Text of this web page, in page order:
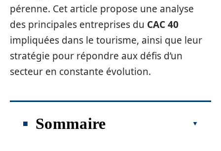
pérenne. Cet article propose une analyse
des principales entreprises du CAC 40
impliquées dans le tourisme, ainsi que leur
stratégie pour répondre aux défis d’un
secteur en constante évolution.
Sommaire